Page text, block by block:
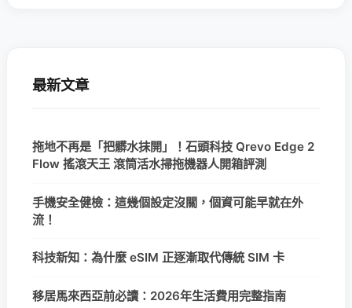
最新文章
拖地不再是「把髒水抹開」！石頭科技 Qrevo Edge 2
Flow 搖滾天王 滾筒活水掃拖機器人開箱評測
手機安全健檢：這幾個設定沒關，個資可能早就在外
流！
科技新知：為什麼 eSIM 正逐漸取代傳統 SIM 卡
移居馬來西亞前必讀：2026年生活費用完整指南